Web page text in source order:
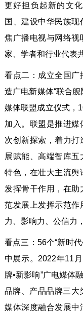
更好担负起新的文
国、建设中华民族
焦广播电视与网络视
家、学者和行业代表
看点二：成立全国广
造广电新媒体“联合
媒体联盟成立仪式，
加入。联盟是推进
次创新探索，着力
展赋能、高端智库
特色，在壮大主流舆
发挥骨干作用，在
范发展上发挥示范作
力、影响力、公信力
看点三：56个“新时
中展示。2022年11
牌•新影响”广电媒体
品牌、产品品牌三大
媒体深度融合发展中